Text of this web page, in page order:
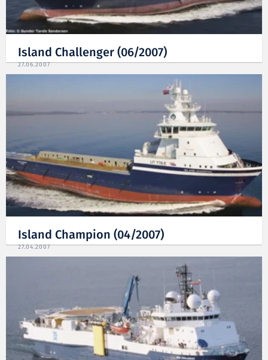
Island Challenger (06/2007)
27.06.2007
Island Champion (04/2007)
27.04.2007